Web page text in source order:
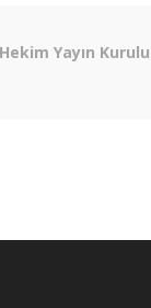
Yayın Kurulu